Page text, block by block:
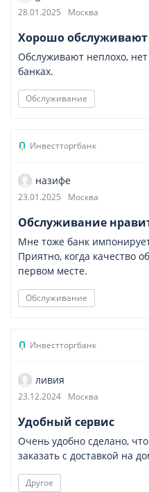
28.01.2025 Москва
Хорошо обслуживают
Обслуживают неплохо, нет
банках.
Обслуживание
Инвестторгбанк
назифе
23.01.2025 Москва
Обслуживание
Мне тоже банк
Приятно, когда качество
первом месте.
Обслуживание
Инвестторгбанк
ливия
23.12.2024 Москва
Удобный сервис
Очень удобно сделано,
заказать с доставкой на
Другое